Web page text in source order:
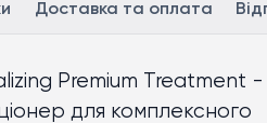
Доставка та оплата
Premium Treatment -
для комплексного